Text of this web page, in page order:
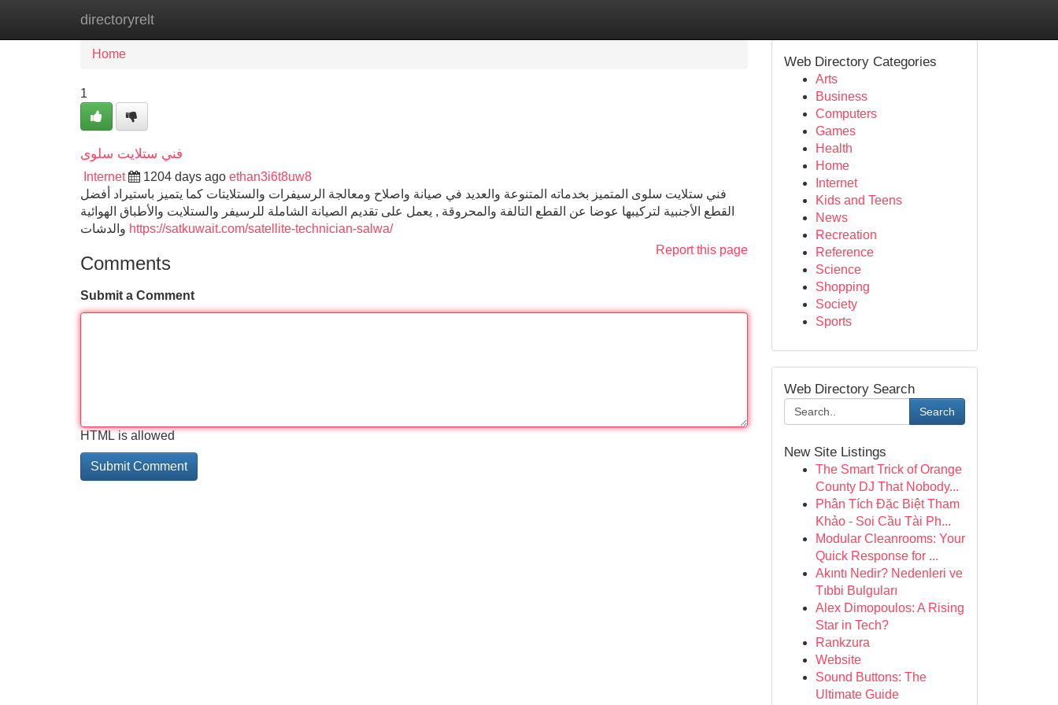
directoryrelt
Home
Home
1
فني ستلايت سلوى
Internet 1204 days ago ethan3i6t8uw8
فني ستلايت سلوى المتميز بخدماته المتنوعة والعديد في صيانة واصلاح ومعالجة الرسيفرات والستلايتات كما يتميز باستيراد أفضل
القطع الأجنبية لتركيبها عوضا عن القطع التالفة والمحروقة , يعمل على تقديم الصيانة الشاملة للرسيفر والستلايت والأطباق الهوائية
https://satkuwait.com/satellite-technician-salwa/
Report this page
Comments
Submit a Comment
HTML is allowed
Web Directory Categories
Arts
Business
Computers
Games
Health
Home
Internet
Kids and Teens
News
Recreation
Reference
Science
Shopping
Society
Sports
Web Directory Search
Search
New Site Listings
The Smart Trick of Orange
County DJ That Nobody...
Phân Tích Đặc Biệt Tham
Khảo - Soi Cầu Tài Ph...
Modular Cleanrooms: Your
Quick Response for ...
Akıntı Nedir? Nedenleri ve
Tıbbi Bulguları
Alex Dimopoulos: A Rising
Star in Tech?
Rankzura
Website
Sound Buttons: The
Ultimate Guide